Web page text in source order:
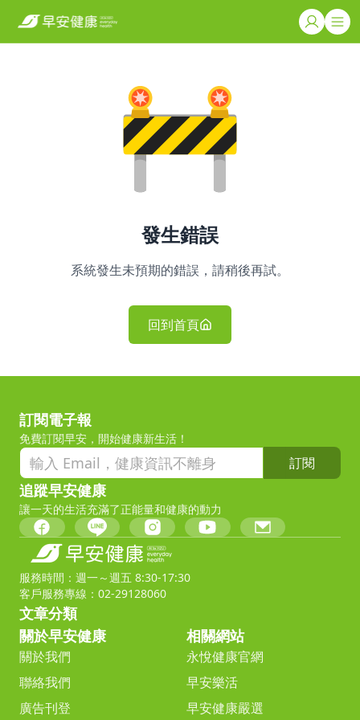
發生錯誤
系統發生未預期的錯誤，請稍後再試。
回到首頁
訂閱電子報
免費訂閱早安，開始健康新生活！
訂閱
追蹤早安健康
讓一天的生活充滿了正能量和健康的動力
服務時間：週一～週五 8:30-17:30
客戶服務專線：02-29128060
文章分類
關於早安健康
關於我們
聯絡我們
廣告刊登
相關網站
永悅健康官網
早安樂活
早安健康嚴選